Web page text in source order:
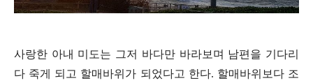
사랑한 아내 미도는 그저 바다만 바라보며 남편을 기다리
다 죽게 되고 할매바위가 되었다고 한다. 할매바위보다 조